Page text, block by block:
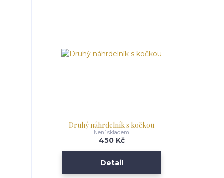
Druhý náhrdelník s kočkou
450 Kč
Není skladem
Detail